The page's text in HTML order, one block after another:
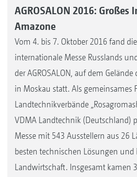
AGROSALON 2016: Großes
Amazone
Vom 4. bis 7. Oktober 2016 fand
internationale Messe Russlands
der AGROSALON, auf dem Gelände
in Moskau statt. Als gemeinsames
Landtechnikverbände
VDMA Landtechnik (Deutschland)
Messe mit 543 Ausstellern aus 26
besten technischen Lösungen
Landwirtschaft. Insgesamt kamen